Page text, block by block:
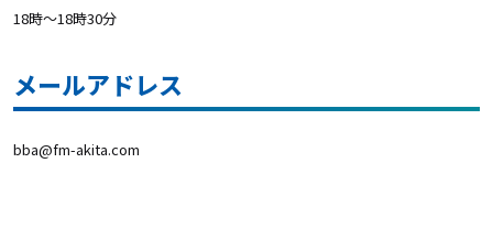
18時～18時30分
メールアドレス
bba@fm-akita.com